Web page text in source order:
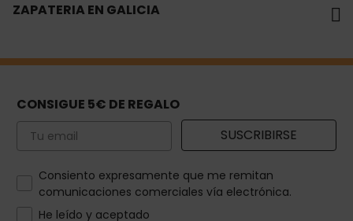
ZAPATERIA EN GALICIA
CONSIGUE 5€ DE REGALO
Email SUSCRIBIRSE
How would you like to hear from us?
Consiento expresamente que me remitan
comunicaciones comerciales vía electrónica.
He leído y aceptado